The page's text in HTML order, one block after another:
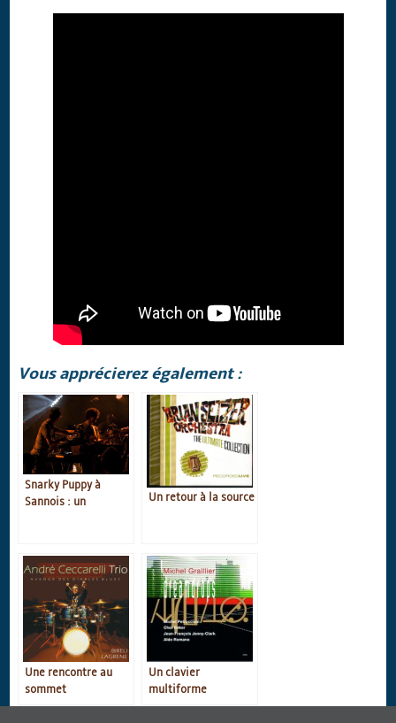
Vous apprécierez également :
Snarky Puppy à
Sannois : un
Un retour à la source
Une rencontre au
sommet
Un clavier
multiforme